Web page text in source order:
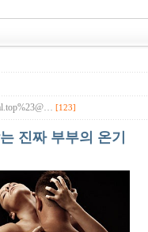
[123]
진짜 부부의 온기